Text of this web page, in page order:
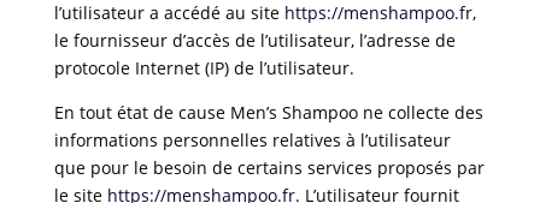
l’utilisateur a accédé au sitehttps://menshampoo.fr,
le fournisseur d’accès de l’utilisateur, l’adresse de
protocole Internet (IP) de l’utilisateur.
En tout état de cause Men’s Shampoo ne collecte des
informations personnelles relatives à l’utilisateur
que pour le besoin de certains services proposés par
le sitehttps://menshampoo.fr. L’utilisateur fournit